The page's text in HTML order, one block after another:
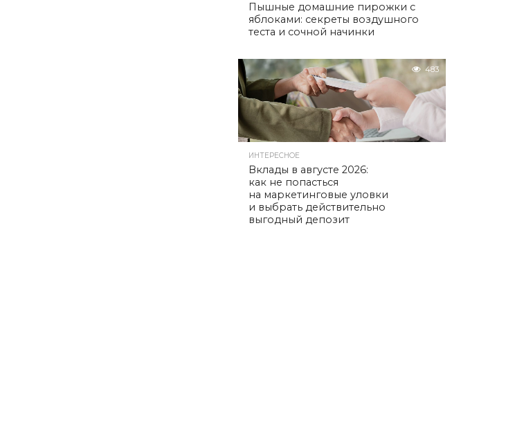
Пышные домашние пирожки с
яблоками: секреты воздушного
теста и сочной начинки
483
ИНТЕРЕСНОЕ
Вклады в августе 2026:
как не попасться
на маркетинговые уловки
и выбрать действительно
выгодный депозит